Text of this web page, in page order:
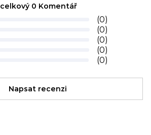
celkový 0 Komentář
(0)
(0)
(0)
(0)
(0)
Napsat recenzi